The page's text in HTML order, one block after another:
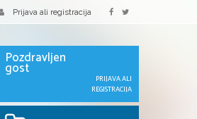
Prijava ali registracija
Pozdravljen
gost
PRIJAVA ALI
REGISTRACIJA